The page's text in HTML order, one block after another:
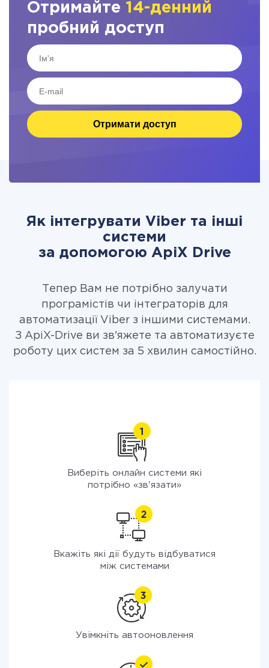
Отримайте 14-денний
пробний доступ
Отримати доступ
Як інтегрувати Viber та інші
системи
за допомогою ApiX Drive
Тепер Вам не потрібно залучати
програмістів чи інтеграторів для
автоматизації Viber з іншими системами.
З ApiX-Drive ви зв'яжете та автоматизуєте
роботу цих систем за 5 хвилин самостійно.
Виберіть онлайн системи які
потрібно «зв'язати»
Вкажіть які дії будуть відбуватися
між системами
Увімкніть автооновлення